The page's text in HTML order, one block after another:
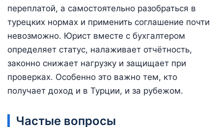
переплатой, а самостоятельно разобраться в
турецких нормах и применить соглашение почти
невозможно. Юрист вместе с бухгалтером
определяет статус, налаживает отчётность,
законно снижает нагрузку и защищает при
проверках. Особенно это важно тем, кто
получает доход и в Турции, и за рубежом.
Частые вопросы